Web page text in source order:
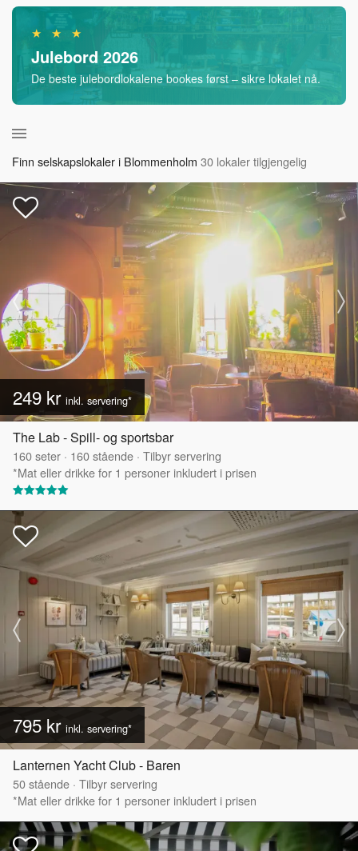
★ ★ ★
Julebord 2026
De beste julebordlokalene bookes først – sikre lokalet nå.
Finn selskapslokaler i Blommenholm 30 lokaler tilgjengelig
249 kr inkl. servering*
The Lab - Spill- og sportsbar
160seter · 160stående · Tilbyr servering
*Mat eller drikke for 1 personer inkludert i prisen
795 kr inkl. servering*
Lanternen Yacht Club - Baren
50stående · Tilbyr servering
*Mat eller drikke for 1 personer inkludert i prisen